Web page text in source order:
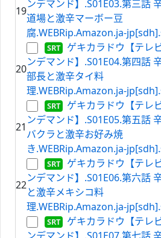
19
ンデマンド】.S01E03.第三話
道場と激辛マーボー豆
腐.WEBRip.Amazon.ja-
20
ゲキカラドウ【テレ
ンデマンド】.S01E04.第四話
部長と激辛タイ料
理.WEBRip.Amazon.ja-
21
ゲキカラドウ【テレ
ンデマンド】.S01E05.第五話
バクラと激辛お好み焼
き.WEBRip.Amazon.ja-
22
ゲキカラドウ【テレ
ンデマンド】.S01E06.第六話
と激辛メキシコ料
理.WEBRip.Amazon.ja-
ゲキカラドウ【テレ